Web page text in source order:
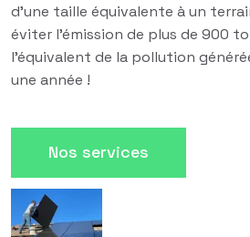
d'une taille équivalente à un
éviter l'émission de plus de 900
l'équivalent de la pollution
une année !
Nos services